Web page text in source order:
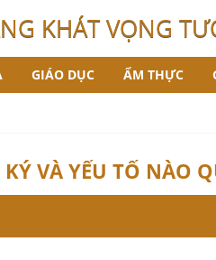
KHÁT VỌNG
GIÁO DỤC ẨM THỰC
VÀ YẾU TỐ NÀO